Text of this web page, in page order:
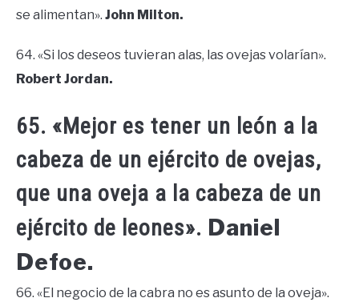
se alimentan». John Milton.
64. «Si los deseos tuvieran alas, las ovejas volarían».
Robert Jordan.
65. «Mejor es tener un león a la
cabeza de un ejército de ovejas,
que una oveja a la cabeza de un
ejército de leones». Daniel
Defoe.
66. «El negocio de la cabra no es asunto de la oveja».